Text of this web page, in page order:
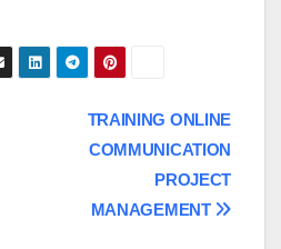
TRAINING ONLINE
COMMUNICATION
PROJECT
MANAGEMENT